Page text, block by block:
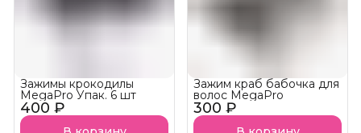
400 ₽
Зажимы крокодилы
MegaPro Упак. 6 шт
300 ₽
Зажим краб бабочка для
волос MegaPro